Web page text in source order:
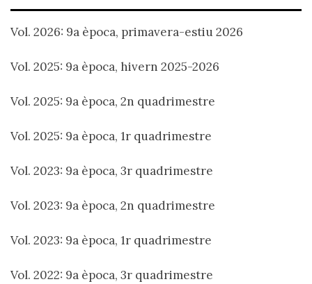
Vol. 2026: 9a època, primavera-estiu 2026
Vol. 2025: 9a època, hivern 2025-2026
Vol. 2025: 9a època, 2n quadrimestre
Vol. 2025: 9a època, 1r quadrimestre
Vol. 2023: 9a època, 3r quadrimestre
Vol. 2023: 9a època, 2n quadrimestre
Vol. 2023: 9a època, 1r quadrimestre
Vol. 2022: 9a època, 3r quadrimestre